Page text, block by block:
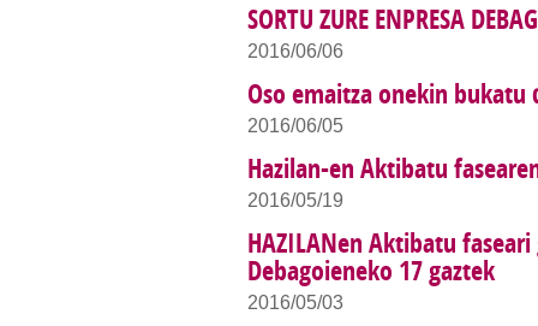
SORTU ZURE ENPRESA
2016/06/06
Oso emaitza onekin bukatu
2016/06/05
Hazilan-en Aktibatu
2016/05/19
HAZILANen Aktibatu
Debagoieneko 17 gaztek
2016/05/03